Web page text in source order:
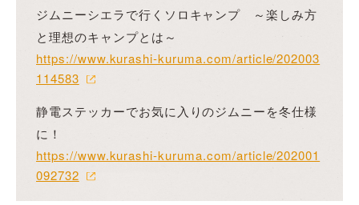
ジムニーシエラで行くソロキャンプ ～楽しみ方
と理想のキャンプとは～
https://www.kurashi-kuruma.com/article/202003
114583
静電ステッカーでお気に入りのジムニーを冬仕様
に！
https://www.kurashi-kuruma.com/article/202001
092732